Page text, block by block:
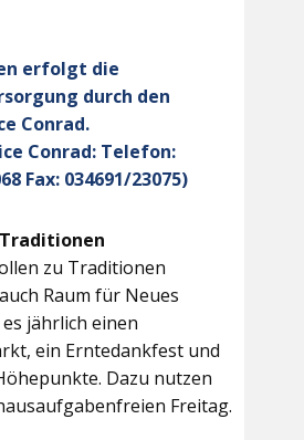
erfolgt die
durch den
Conrad.
Conrad: Telefon:
Fax: 034691/23075)
zu Traditionen
Raum für Neues
jährlich einen
ein Erntedankfest und
Dazu nutzen
Freitag.